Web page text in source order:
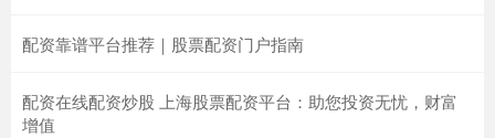
配资靠谱平台推荐｜股票配资门户指南
配资在线配资炒股 上海股票配资平台：助您投资无忧，财富
增值